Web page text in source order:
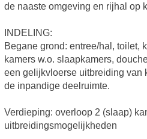
de naaste omgeving en rijhal op
INDELING:
Begane grond: entree/hal, toilet,
kamers w.o. slaapkamers,
een gelijkvloerse uitbreiding van
de inpandige deelruimte.
Verdieping: overloop 2 (slaap)
uitbreidingsmogelijkheden